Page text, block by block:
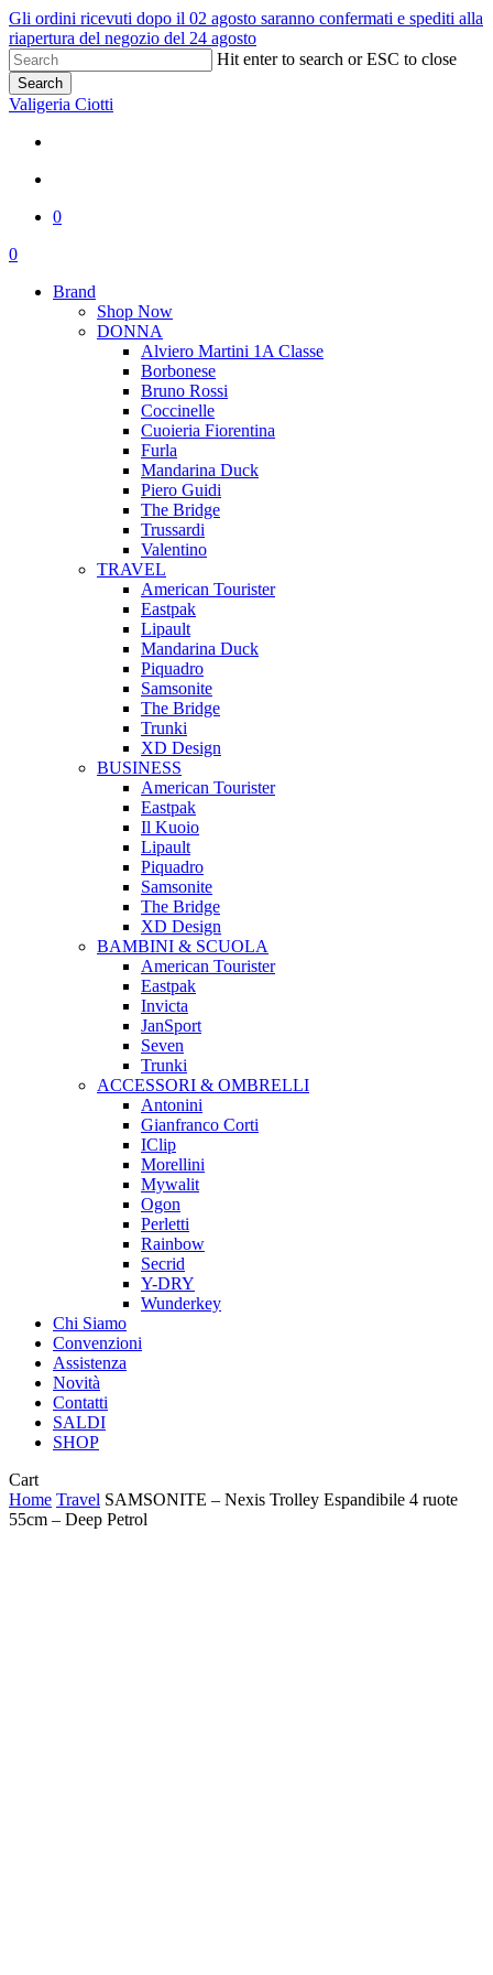
Skip
to
main
content
Gli ordini ricevuti dopo il 02 agosto saranno confermati e spediti alla
riapertura del negozio del 24 agosto
Hit enter to search or ESC to close
Search
Close
Valigeria Ciotti
0
Menu
search
0
Brand
Shop Now
DONNA
Alviero Martini 1A Classe
Borbonese
Bruno Rossi
Coccinelle
Cuoieria Fiorentina
Furla
Mandarina Duck
Piero Guidi
The Bridge
Trussardi
Valentino
TRAVEL
American Tourister
Eastpak
Lipault
Mandarina Duck
Piquadro
Samsonite
The Bridge
Trunki
XD Design
BUSINESS
American Tourister
Eastpak
Il Kuoio
Lipault
Piquadro
Samsonite
The Bridge
XD Design
BAMBINI & SCUOLA
American Tourister
Eastpak
Invicta
JanSport
Seven
Trunki
ACCESSORI & OMBRELLI
Antonini
Gianfranco Corti
IClip
Morellini
Mywalit
Ogon
Perletti
Rainbow
Secrid
Y-DRY
Wunderkey
Chi Siamo
Convenzioni
Assistenza
Novità
Contatti
SALDI
SHOP
CartClose
Cart
Home Travel SAMSONITE – Nexis Trolley Espandibile 4 ruote
55cm – Deep Petrol